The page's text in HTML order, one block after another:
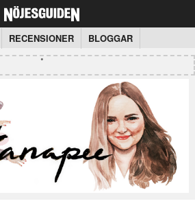
RECENSIONER BLOGGAR